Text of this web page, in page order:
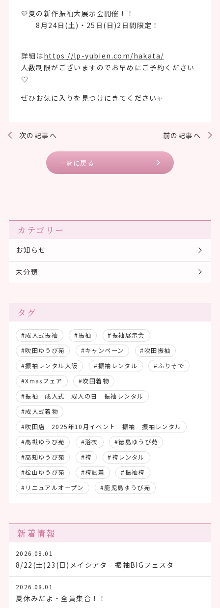
💛夏の新作振袖大展示会開催！！
8月24日(土)・25日(日)2日間限定！
詳細はhttps://lp-yubien.com/hakata/
人数制限がございますのでお早めにご予約ください
♡
ぜひお気に入りを見つけにきてください✨
前の記事へ
次の記事へ
一覧に戻る
カテゴリー
お知らせ
未分類
タグ
#成人式振袖 #振袖
#振袖展示会
#吹田ゆうび苑
#キャンペーン
#吹田振袖
#振袖レンタル大阪
#振袖レンタル
#ふりそで
#Xmasフェア
#吹田着物
#振袖 成人式 成人の日 振袖レンタル
#成人式着物
#吹田店 2025年10月イベント 振袖 振袖レンタル
#高槻ゆうび苑
#浴衣
#徳島ゆうび苑
#高知ゆうび苑
#袴
#袴レンタル
#松山ゆうび苑
#袴試着
#振袖袴
#リニュアルオープン
#鹿児島ゆうび苑
新着情報
2026.08.01
8/22(土)23(日)メイシアタ―振袖BIGフェスタ
2026.08.01
夏休みだよ・全員集合！！